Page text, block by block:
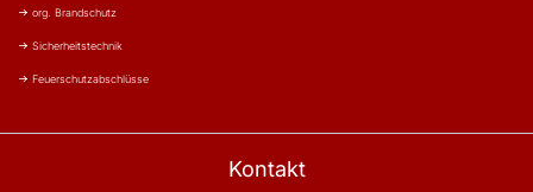
org. Brandschutz
Sicherheitstechnik
Feuerschutzabschlüsse
Kontakt